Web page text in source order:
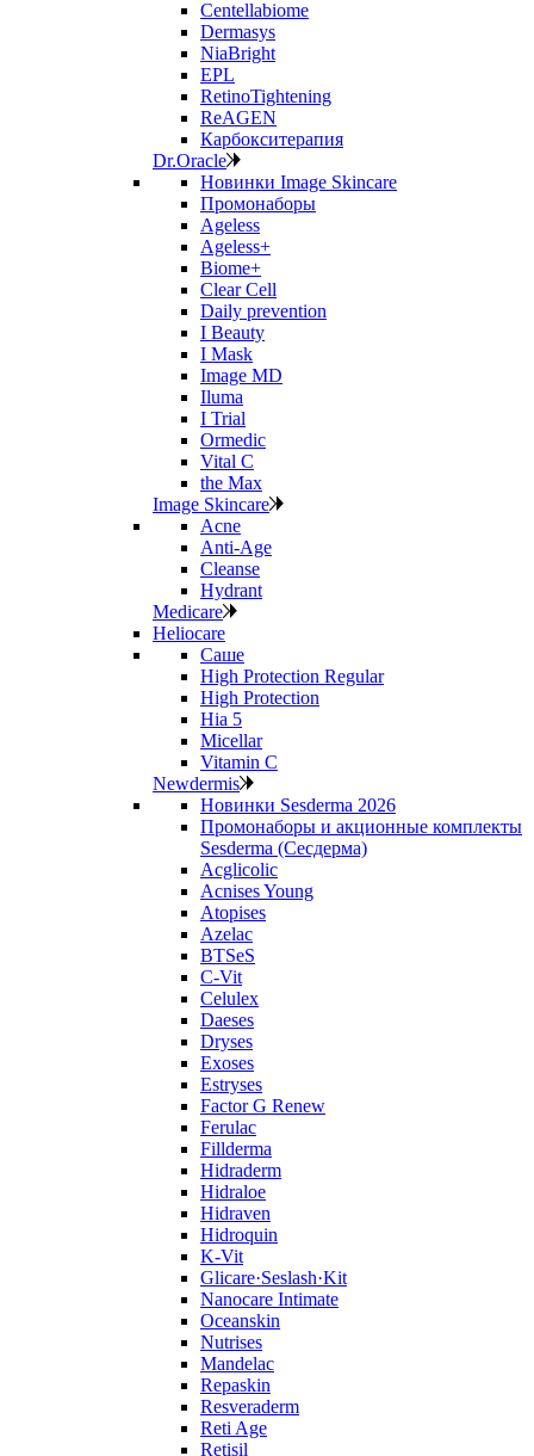
Centellabiome
Dermasys
NiaBright
EPL
RetinoTightening
ReAGEN
Карбокситерапия
Dr.Oracle
Новинки Image Skincare
Промонаборы
Ageless
Ageless+
Biome+
Clear Cell
Daily prevention
I Beauty
I Mask
Image MD
Iluma
I Trial
Ormedic
Vital C
the Max
Image Skincare
Acne
Anti‑Age
Cleanse
Hydrant
Medicare
Heliocare
Саше
High Protection Regular
High Protection
Hia 5
Micellar
Vitamin C
Newdermis
Новинки Sesderma 2026
Промонаборы и акционные комплекты
Sesderma (Сесдерма)
Acglicolic
Acnises Young
Atopises
Azelac
BTSeS
C‑Vit
Celulex
Daeses
Dryses
Exoses
Estryses
Factor G Renew
Ferulac
Fillderma
Hidraderm
Hidraloe
Hidraven
Hidroquin
K-Vit
Glicare·Seslash·Kit
Nanocare Intimate
Oceanskin
Nutrises
Mandelac
Repaskin
Resveraderm
Reti Age
Retisil